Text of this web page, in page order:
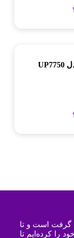
تلویزیون ال جی مدل UP7750
۱۳۹۴ شکل گرفت است و تا
کرده‌ایم تا